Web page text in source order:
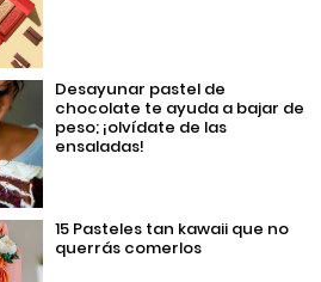
Desayunar pastel de
chocolate te ayuda a bajar de
peso; ¡olvídate de las
ensaladas!
15 Pasteles tan kawaii que no
querrás comerlos